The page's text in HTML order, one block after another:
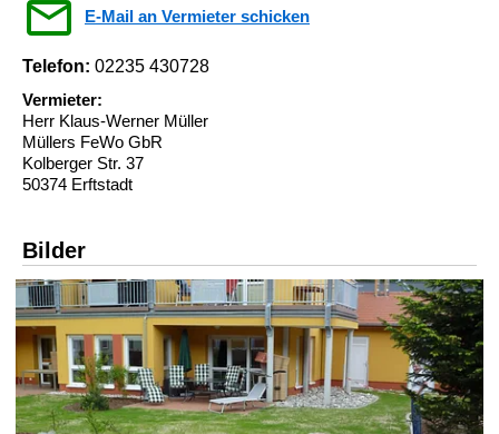
E-Mail an Vermieter schicken
Telefon: 02235 430728
Vermieter:
Herr Klaus-Werner Müller
Müllers FeWo GbR
Kolberger Str. 37
50374 Erftstadt
Bilder